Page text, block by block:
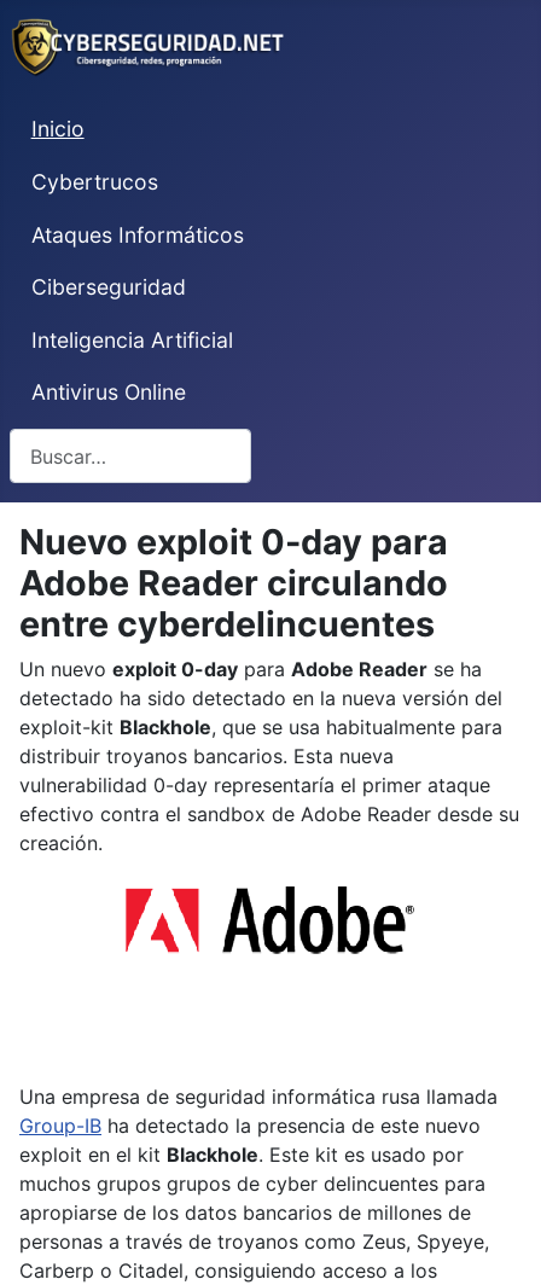
Inicio
Cybertrucos
Ataques Informáticos
Ciberseguridad
Inteligencia Artificial
Antivirus Online
Nuevo exploit 0-day para
Adobe Reader circulando
entre cyberdelincuentes
Un nuevo exploit 0-day para Adobe Reader se ha
detectado ha sido detectado en la nueva versión del
exploit-kit Blackhole, que se usa habitualmente para
distribuir troyanos bancarios. Esta nueva
vulnerabilidad 0-day representaría el primer ataque
efectivo contra el sandbox de Adobe Reader desde su
creación.
Una empresa de seguridad informática rusa llamada
Group-IB ha detectado la presencia de este nuevo
exploit en el kit Blackhole. Este kit es usado por
muchos grupos grupos de cyber delincuentes para
apropiarse de los datos bancarios de millones de
personas a través de troyanos como Zeus, Spyeye,
Carberp o Citadel, consiguiendo acceso a los